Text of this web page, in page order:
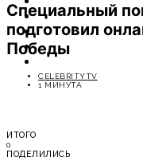
МОДА
ЛИЧНОСТЬ
ОТДЫХ
Специальный
подготовил
Победы
CELEBRITYTV
1 МИНУТА
ИТОГО
0
ПОДЕЛИЛИСЬ